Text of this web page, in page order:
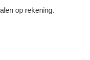
op rekening.